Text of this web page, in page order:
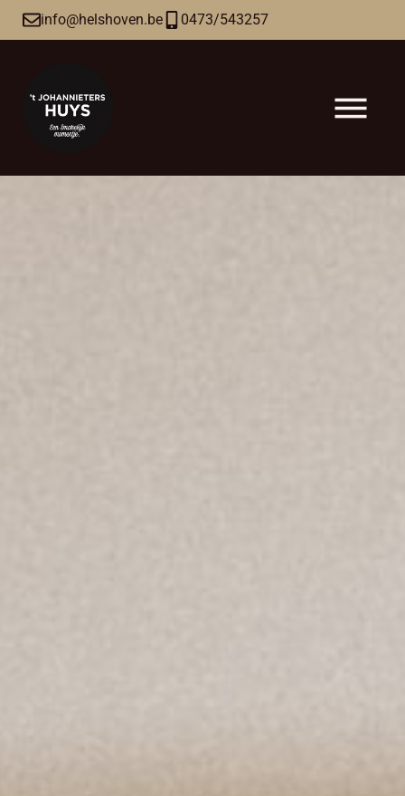
info@helshoven.be 0473/543257